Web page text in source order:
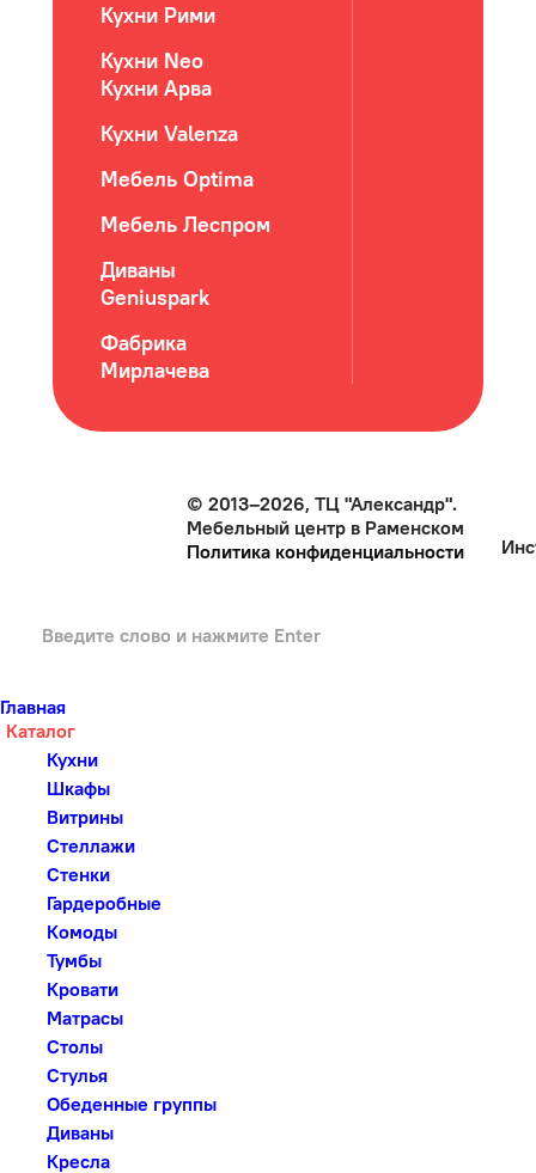
Кухни Рими
Кухни Neo
Кухни Арва
Кухни Valenza
Мебель Optima
Мебель Леспром
Диваны
Geniuspark
Фабрика
Мирлачева
© 2013–2026, ТЦ "Александр".
Мебельный центр в Раменском
Политика конфиденциальности
Главная
Каталог
Кухни
Шкафы
Витрины
Стеллажи
Стенки
Гардеробные
Комоды
Тумбы
Кровати
Матрасы
Столы
Стулья
Обеденные группы
Диваны
Кресла